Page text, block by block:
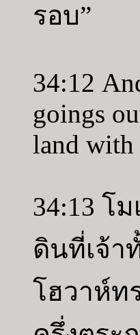
รอบ”
34:12
goings
land with
34:13 โ
ดินที่เจ้า
โฮวาห์ท